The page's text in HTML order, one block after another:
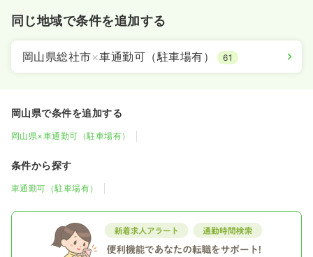
同じ地域で条件を追加する
岡山県総社市×車通勤可（駐車場有） 61
岡山県で条件を追加する
岡山県×車通勤可（駐車場有）
条件から探す
車通勤可（駐車場有）